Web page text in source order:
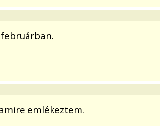
emlékeztem.